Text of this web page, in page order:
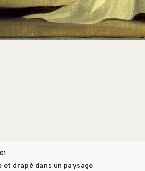
et drapé dans un paysage